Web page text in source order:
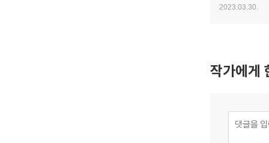
아이들이 살아
2023.03.30.
작가에게